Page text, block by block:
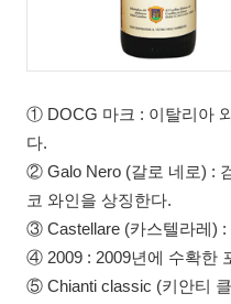
① DOCG 마크 : 이탈리아
다.
② Galo Nero (갈로 네로) :
코 와인을 상징한다.
③ Castellare (카스텔라레) :
④ 2009 : 2009년에 수확한
⑤ Chianti classic (키안티